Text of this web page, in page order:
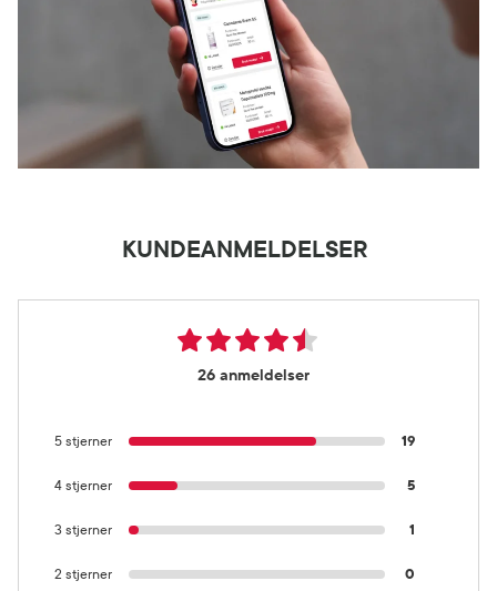
KUNDEANMELDELSER
26 anmeldelser
5 stjerner 19
4 stjerner 5
3 stjerner 1
2 stjerner 0